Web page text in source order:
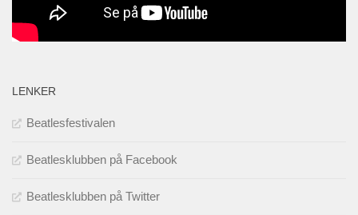
LENKER
Beatlesfestivalen
Beatlesklubben på Facebook
Beatlesklubben på Twitter